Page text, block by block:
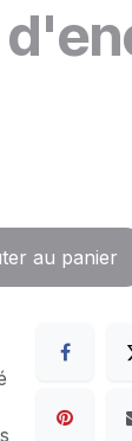
au panier